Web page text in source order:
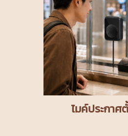
ไมค์ประกาศ